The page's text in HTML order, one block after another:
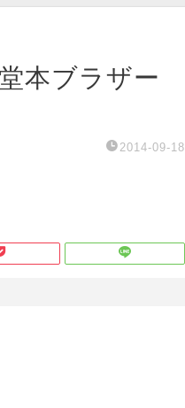
本ブラザー
2014-09-18